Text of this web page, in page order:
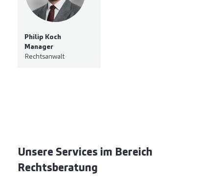
Philip Koch
Manager
Rechtsanwalt
Unsere Services im Bereich
Rechtsberatung